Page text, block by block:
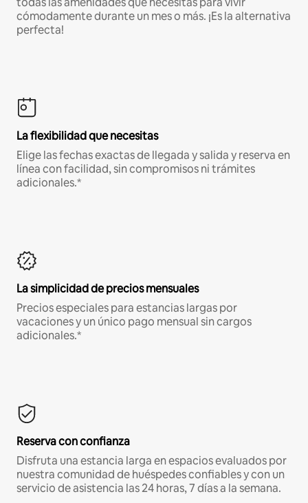
cómodamente durante un mes o más. ¡Es la alternativa
perfecta!
La flexibilidad que necesitas
Elige las fechas exactas de llegada y salida y reserva en
línea con facilidad, sin compromisos ni trámites
adicionales.*
La simplicidad de precios mensuales
Precios especiales para estancias largas por
vacaciones y un único pago mensual sin cargos
adicionales.*
Reserva con confianza
Disfruta una estancia larga en espacios evaluados por
nuestra comunidad de huéspedes confiables y con un
servicio de asistencia las 24 horas, 7 días a la semana.